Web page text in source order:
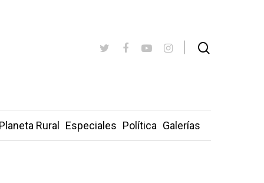
Rural Especiales Política Galerías